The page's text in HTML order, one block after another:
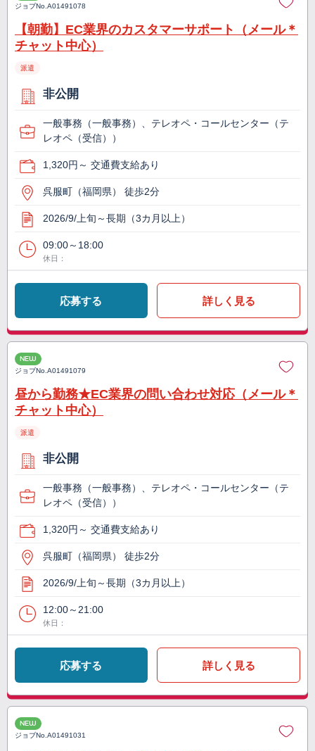
ジョブNo.A01491078
【朝勤】EC業界のカスタマーサポート（メール＊
チャット中心）
派遣
非公開
一般事務（一般事務）、テレオペ・コールセンター（テ
レオペ（受信））
1,320円～ 交通費支給あり
呉服町（福岡県） 徒歩2分
2026/9/上旬～長期（3カ月以上）
09:00～18:00
休日：
応募する 詳しく見る
NEW
ジョブNo.A01491079
昼から勤務★EC業界の問い合わせ対応（メール＊
チャット中心）
派遣
非公開
一般事務（一般事務）、テレオペ・コールセンター（テ
レオペ（受信））
1,320円～ 交通費支給あり
呉服町（福岡県） 徒歩2分
2026/9/上旬～長期（3カ月以上）
12:00～21:00
休日：
応募する 詳しく見る
NEW
ジョブNo.A01491031